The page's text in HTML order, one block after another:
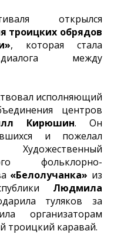
открылся
троицких обрядов
, которая стала
между
исполняющий
центров
Кирюшин. Он
и пожелал
фольклорно-
«Белолучанка» из
Людмила
туляков за
организаторам
троицкий каравай.